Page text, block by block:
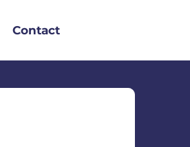
Contact